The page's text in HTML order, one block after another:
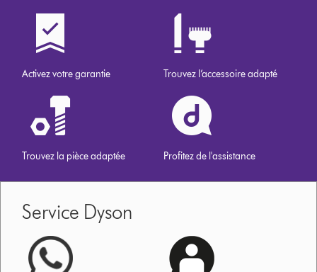
Activez votre garantie Trouvez l’accessoire adapté
Trouvez la pièce adaptée Profitez de l'assistance
Service Dyson